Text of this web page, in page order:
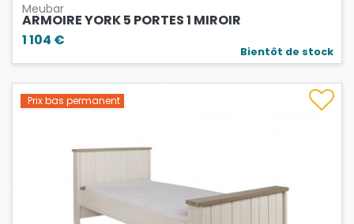
Meubar
ARMOIRE YORK 5 PORTES 1 MIROIR
1 104 €
Bientôt de stock
Prix bas permanent